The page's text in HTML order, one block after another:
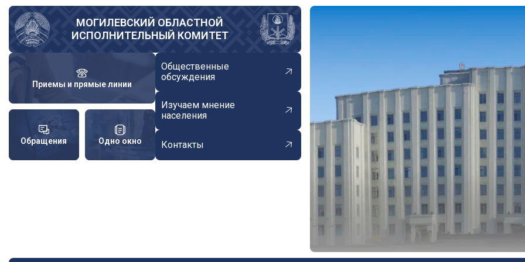
Перейти
основному
содержанию
МОГИЛЕВСКИЙ ОБЛАСТНОЙ
ИСПОЛНИТЕЛЬНЫЙ КОМИТЕТ
Приемы и прямые линии
Обращения Одно окно
Общественные
обсуждения
Изучаем мнение
населения
Контакты